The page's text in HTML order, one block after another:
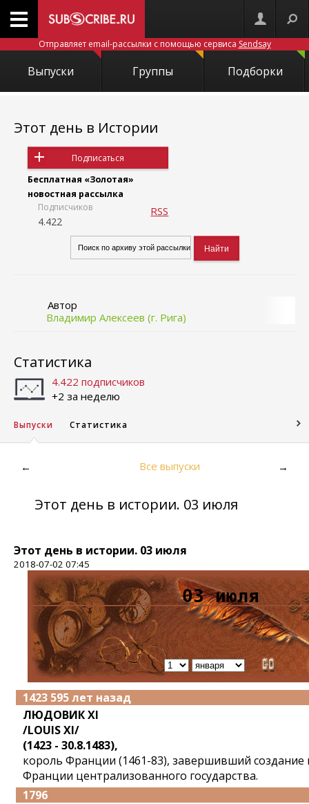
Отправляет email-рассылки с помощью сервиса Sendsay
Выпуски Группы Подборки
Этот день в Истории
Подписаться
Бесплатная «Золотая»
новостная рассылка
Подписчиков
4.422
RSS
Автор
Владимир Алексеев (г. Рига)
Статистика
4.422 подписчиков
+2 за неделю
Выпуски Статистика
← Все выпуски →
Этот день в истории. 03 июля
Этот день в истории. 03 июля
2018-07-02 07:45
03 июля
1423 595 лет назад
ЛЮДОВИК XI
/LOUIS XI/
(1423 - 30.8.1483),
король Франции (1461-83), завершивший создание
Франции централизованного государства.
1796